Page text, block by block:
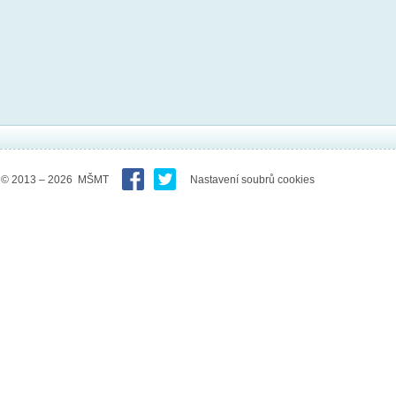
© 2013 – 2026 MŠMT Nastavení soubrů cookies